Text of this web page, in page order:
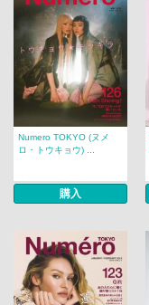
Numero TOKYO (ヌメ
ロ・トウキョウ) ...
購入